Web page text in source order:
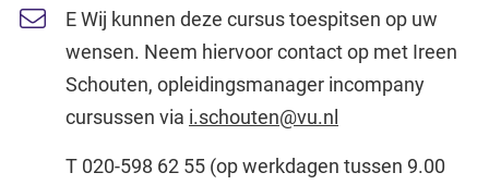
E Wij kunnen deze cursus toespitsen op uw
wensen. Neem hiervoor contact op met Ireen
Schouten, opleidingsmanager incompany
cursussen via i.schouten@vu.nl
T 020-598 62 55 (op werkdagen tussen 9.00